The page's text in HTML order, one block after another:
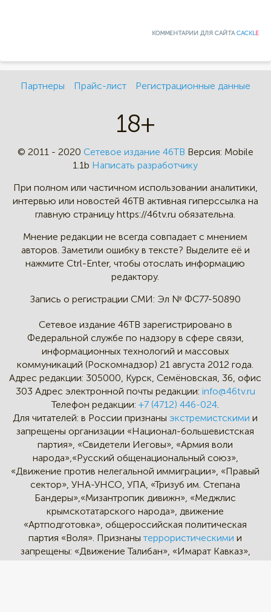
КОММЕНТАРИИ ДЛЯ САЙТАCACKLE
Партнеры Прайс-лист Регистрационные данные
18+
© 2011 - 2020 Сетевое издание 46ТВ Версия: Mobile
1.1b Написать разработчику
При полном или частичном использовании аналитики,
интервью или новостей 46TB активная гиперссылка на
главную страницу https://46tv.ru обязательна.
Мнение редакции не всегда совпадает с мнением
авторов. Заметили ошибку в тексте? Выделите её и
нажмите Ctrl-Enter, чтобы отослать информацию
редактору.
Запись о регистрации СМИ: Эл № ФС77-50890
Сетевое издание 46ТВ зарегистрировано в
Федеральной службе по надзору в сфере связи,
информационных технологий и массовых
коммуникаций (Роскомнадзор) 21 августа 2012 года.
Адрес редакции: 305000, Курск, Семёновская, 36, офис
303 Адрес электронной почты редакции: info@46tv.ru
Телефон редакции: +7 (4712) 446-024
Для читателей: в России признаныэкстремистскими и
запрещены организации «Национал-большевистская
партия», «Свидетели Иеговы», «Армия воли
народа»,«Русский общенациональный союз»,
«Движение против нелегальной иммиграции», «Правый
сектор», УНА-УНСО, УПА, «Тризуб им. Степана
Бандеры»,«Мизантропик дивижн», «Меджлис
крымскотатарского народа», движение
«Артподготовка», общероссийская политическая
партия «Воля». Признанытеррористическими и
запрещены: «Движение Талибан», «Имарат Кавказ»,